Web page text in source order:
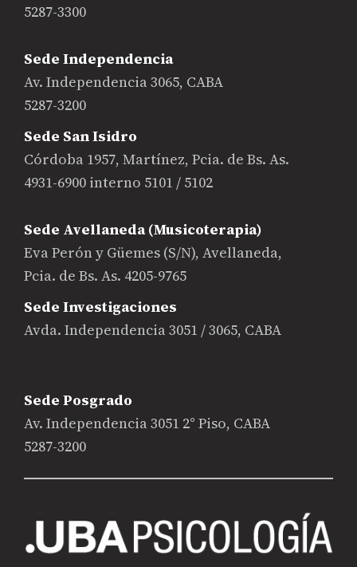
5287-3300
Sede Independencia
Av. Independencia 3065, CABA
5287-3200
Sede San Isidro
Córdoba 1957, Martínez, Pcia. de Bs. As.
4931-6900 interno 5101 / 5102
Sede Avellaneda (Musicoterapia)
Eva Perón y Güemes (S/N), Avellaneda,
Pcia. de Bs. As. 4205-9765
Sede Investigaciones
Avda. Independencia 3051 / 3065, CABA
Sede Posgrado
Av. Independencia 3051 2° Piso, CABA
5287-3200